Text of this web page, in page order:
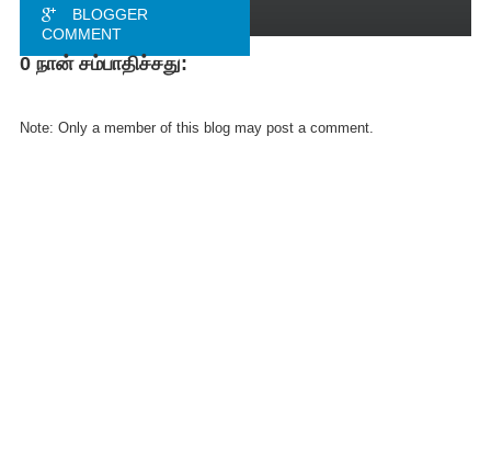
BLOGGER
COMMENT
FACEBOOK
0 நான் சம்பாதிச்சது:
Note: Only a member of this blog may post a comment.